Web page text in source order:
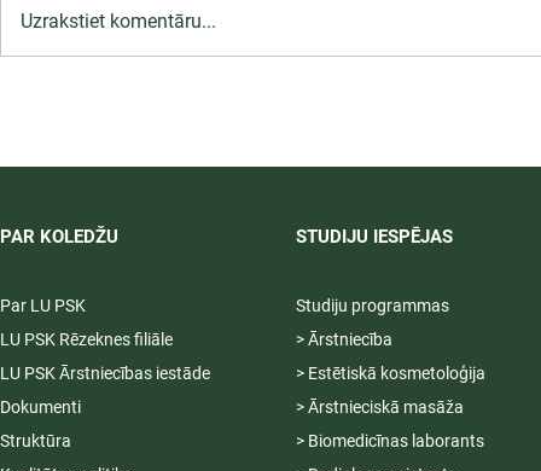
Uzrakstiet komentāru...
PAR KOLEDŽU
Par LU PSK
LU PSK Rēzeknes filiāle
LU PSK Ārstniecības iestāde
Dokumenti
Struktūra
STUDIJU IESPĒJAS
Studiju programmas
> Ārstniecība
> Estētiskā kosmetoloģija
> Ārstnieciskā masāža
> Biomedicīnas laborants